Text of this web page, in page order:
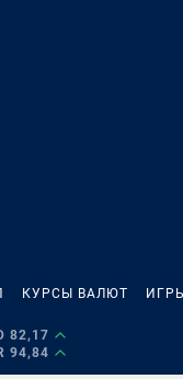
КУРСЫ ВАЛЮТ
82,17
94,84